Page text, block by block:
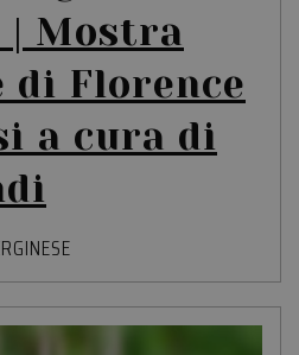
Mostra
di Florence
a cura di